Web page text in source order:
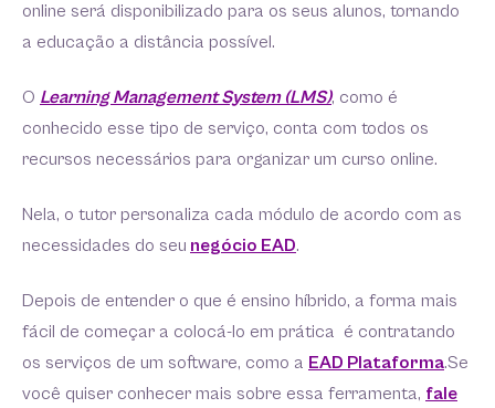
online será disponibilizado para os seus alunos, tornando
a educação a distância possível.
O Learning Management System (LMS), como é
conhecido esse tipo de serviço, conta com todos os
recursos necessários para organizar um curso online.
Nela, o tutor personaliza cada módulo de acordo com as
necessidades do seu negócio EAD.
Depois de entender o que é ensino híbrido, a forma mais
fácil de começar a colocá-lo em prática é contratando
os serviços de um software, como a EAD Plataforma.Se
você quiser conhecer mais sobre essa ferramenta, fale